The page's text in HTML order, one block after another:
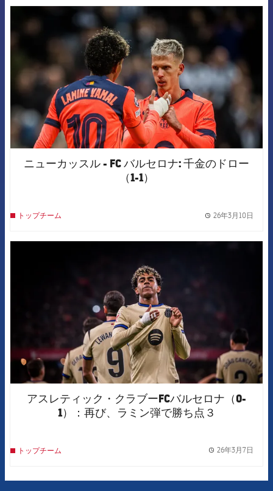
FCB Barcelona badge
ニューカッスル - FC バルセロナ: 千金のドロー
（1-1）
トップチーム 26年3月10日
アスレティック・クラブーFCバルセロナ（0-
1）：再び、ラミン弾で勝ち点３
トップチーム 26年3月7日